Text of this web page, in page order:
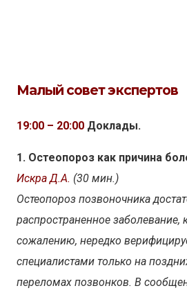
Малый совет экспертов
19:00 – 20:00 Доклады.
1. Остеопороз как причина
Искра Д.А. (30 мин.)
Остеопороз позвоночника
распространенное заболевание,
сожалению, нередко
специалистами только на
переломах позвонков. В